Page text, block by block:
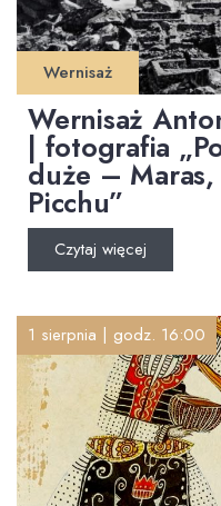
Wernisaż
Wernisaż
| fotografia
duże –
Picchu”
Czytaj więcej
1 sierpnia | godz. 16:00